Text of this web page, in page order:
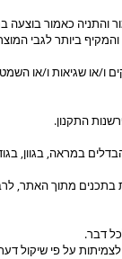
והתניה כאמור
ביותר לגבי
ו/או שגיאות ו/או
התקנון.
במראה, בגוון,
מתוך האתר,
דבר.
על פי שיקול